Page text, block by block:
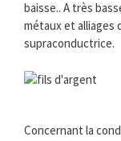
baisse.. A très
métaux et alliages
supraconductrice.
Concernant la